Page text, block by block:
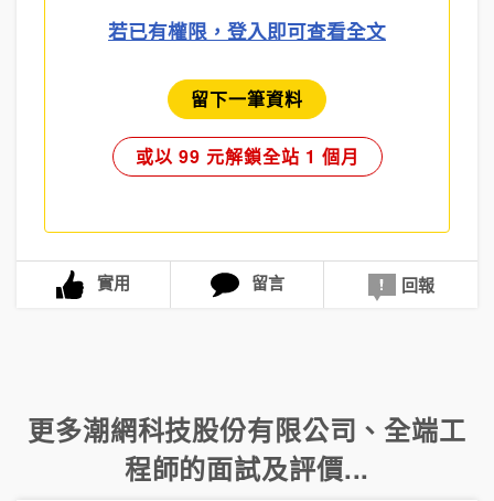
若已有權限，登入即可查看全文
留下一筆資料
或以 99 元解鎖全站 1 個月
實用 留言 回報
更多潮網科技股份有限公司 、全端工
程師的面試及評價...